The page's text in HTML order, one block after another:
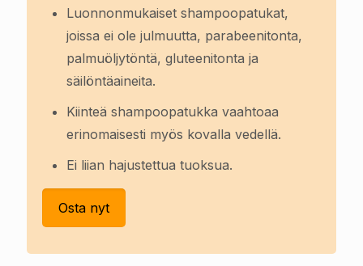
Luonnonmukaiset shampoopatukat,
joissa ei ole julmuutta, parabeenitonta,
palmuöljytöntä, gluteenitonta ja
säilöntäaineita.
Kiinteä shampoopatukka vaahtoaa
erinomaisesti myös kovalla vedellä.
Ei liian hajustettua tuoksua.
Osta nyt